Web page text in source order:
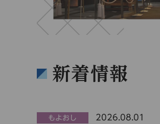
新着情報
もよおし 2026.08.01